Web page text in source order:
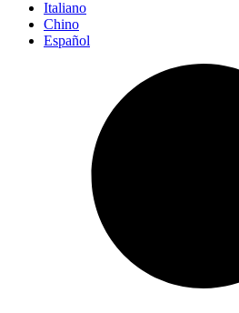
Italiano
Chino
Español